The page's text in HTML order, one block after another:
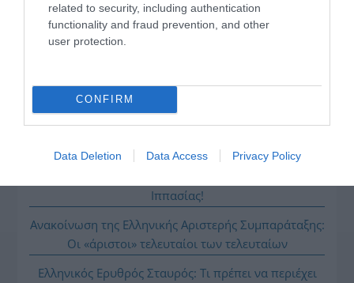
related to security, including authentication
functionality and fraud prevention, and other
user protection.
CONFIRM
Data Deletion Data Access Privacy Policy
ΡΟΗ ΕΙΔΗΣΕΩΝ
Το σχέδιο του Ισραήλ για τους Κούρδους
μπορεί να μείνει στο σκοτάδι ενός αρχείου»
ΤΟ ΠΑΡΟΝ: Ρυθμιστής ο Αντώνης Σαμαράς – Απειλή
Ιππασίας!
Ανακοίνωση της Ελληνικής Αριστερής Συμπαράταξης:
Οι «άριστοι» τελευταίοι των τελευταίων
Ελληνικός Ερυθρός Σταυρός: Τι πρέπει να περιέχει